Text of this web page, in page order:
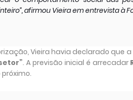
afirmou Vieira em entrevista à
Vieira havia declarado que
. A previsão inicial é arrecadar